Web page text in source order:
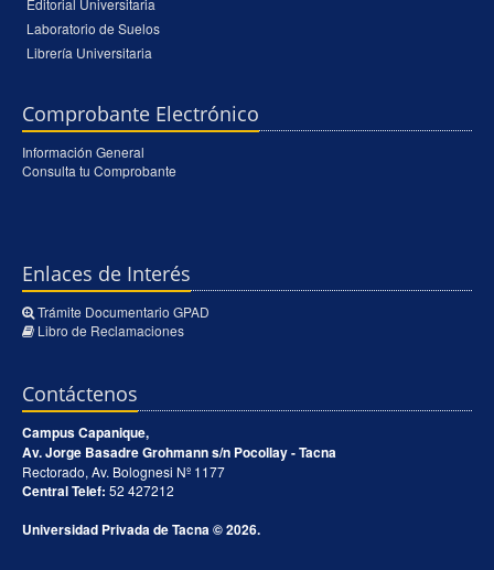
Editorial Universitaria
Laboratorio de Suelos
Librería Universitaria
Comprobante Electrónico
Información General
Consulta tu Comprobante
Enlaces de Interés
Trámite Documentario GPAD
Libro de Reclamaciones
Contáctenos
Campus Capanique,
Av. Jorge Basadre Grohmann s/n Pocollay - Tacna
Rectorado, Av. Bolognesi Nº 1177
Central Telef: 52 427212
Universidad Privada de Tacna © 2026.